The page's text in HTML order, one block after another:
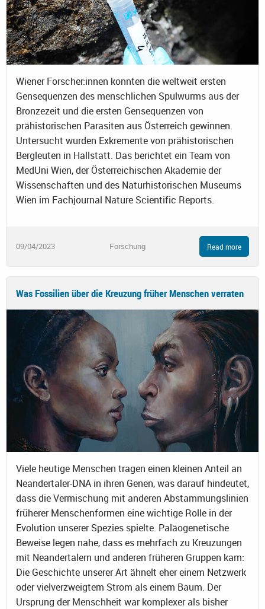
Wiener Forscher:innen konnten die weltweit ersten
Gensequenzen des menschlichen Spulwurms aus der
Bronzezeit und die ersten Gensequenzen von
prähistorischen Parasiten aus Österreich gewinnen.
Untersucht wurden Exkremente von prähistorischen
Bergleuten in Hallstatt. Das berichtet ein Team von
MedUni Wien, der Österreichischen Akademie der
Wissenschaften und des Naturhistorischen Museums
Wien im Fachjournal Nature Scientific Reports.
09/04/2023 Forschung Read more
Was Fossilien über die Kreuzung früher Menschen verraten
Viele heutige Menschen tragen einen kleinen Anteil an
Neandertaler-DNA in ihren Genen, was darauf hindeutet,
dass die Vermischung mit anderen Abstammungslinien
früherer Menschenformen eine wichtige Rolle in der
Evolution unserer Spezies spielte. Paläogenetische
Beweise legen nahe, dass es mehrfach zu Kreuzungen
mit Neandertalern und anderen früheren Gruppen kam:
Die Geschichte unserer Art ähnelt eher einem Netzwerk
oder vielverzweigtem Strom als einem Baum. Der
Ursprung der Menschheit war komplexer als bisher